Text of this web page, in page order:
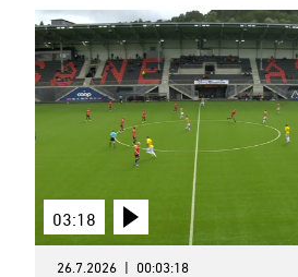
03:18
26.7.2026 | 00:03:18